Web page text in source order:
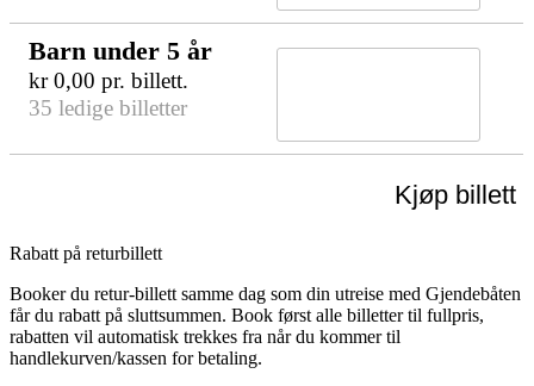
Barn under 5 år
kr0,00 pr. billett.
35 ledige billetter
Kjøp billett
Rabatt på returbillett
Booker du retur-billett samme dag som din utreise med Gjendebåten
får du rabatt på sluttsummen. Book først alle billetter til fullpris,
rabatten vil automatisk trekkes fra når du kommer til
handlekurven/kassen for betaling.